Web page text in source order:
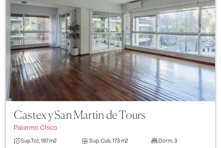
Previous Next
Castex y San Martin de Tours
Palermo Chico
Sup.Tot. 187 m2 Sup. Cub. 173 m2 Dorm. 3